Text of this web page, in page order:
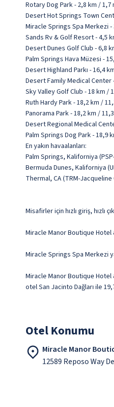
Rotary Dog Park - 2,8 km / 1,7
Desert Hot Springs Town
Miracle Springs Spa Merkezi -
Sands Rv & Golf Resort - 4,5
Desert Dunes Golf Club - 6,8
Palm Springs Hava Müzesi -
Desert Highland Parkı - 16,4
Desert Family Medical Center
Sky Valley Golf Club - 18 km /
Ruth Hardy Park - 18,2 km /
Panorama Park - 18,2 km /
Desert Regional Medical
Palm Springs Dog Park - 18,9
En yakın havaalanları:
Palm Springs, Kaliforniya
Bermuda Dunes, Kaliforniya
Thermal, CA (TRM-
Misafirler için hızlı giriş, hızlı
Miracle Manor Boutique
Miracle Springs Spa Merkezi
Miracle Manor Boutique Hotel
otel San Jacinto Dağları ile
Otel Konumu
Miracle Manor
12589 Reposo Way